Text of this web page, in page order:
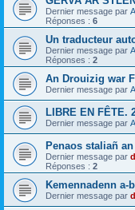
Dernier message par
Réponses : 6
Un traducteur
Dernier message par
Réponses : 2
An Drouizig war
Dernier message par
LIBRE EN FÊTE.
Dernier message par
Penaos staliañ
Dernier message par
Réponses : 2
Kemennadenn a-
Dernier message par